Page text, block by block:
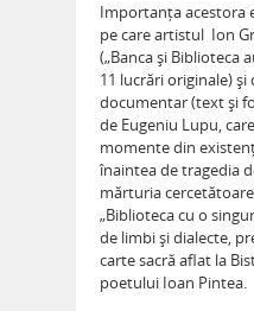
Importanța acestora
pe care artistul Ion
(„Banca și Biblioteca
11 lucrări originale)
documentar (text și
de Eugeniu Lupu,
momente din
înaintea de tragedia
mărturia
„Biblioteca cu o
de limbi și dialecte,
carte sacră aflat la
poetului Ioan Pintea.